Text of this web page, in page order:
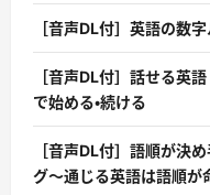
［音声DL付］英語の数
［音声DL付］話せる英
で始める・続ける
［音声DL付］語順が決
グ〜通じる英語は語順が